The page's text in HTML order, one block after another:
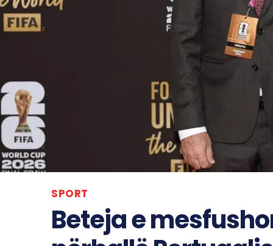
SPORT
Beteja e